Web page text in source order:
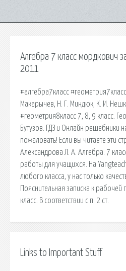
Алгебра 7 класс мордкович
2011
#алгебра7класс
Макарычев, Н. Г. Миндюк, К. И.
#геометрия8класс 7, 8, 9 класс.
Бутузов. ГДЗ и Онлайн решебники
пожаловать! Если вы читаете эти
Александрова Л. А. Алгебра. 7
работы для учащихся. На
любого класса, у нас только
Пояснительная записка к
класс. В соответствии с п. 2 ст.
Links to Important Stuff